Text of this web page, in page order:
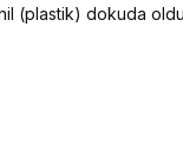
dokuda